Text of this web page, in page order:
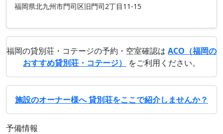
福岡県北九州市門司区旧門司2丁目11-15
福岡の貸別荘・コテージの予約・空室確認は ACO（福岡の
おすすめ貸別荘・コテージ）
をご利用ください。
施設のオーナー様へ 貸別荘をここで紹介しませんか？
予備情報